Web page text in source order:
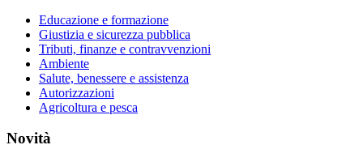
Educazione e formazione
Giustizia e sicurezza pubblica
Tributi, finanze e contravvenzioni
Ambiente
Salute, benessere e assistenza
Autorizzazioni
Agricoltura e pesca
Novità